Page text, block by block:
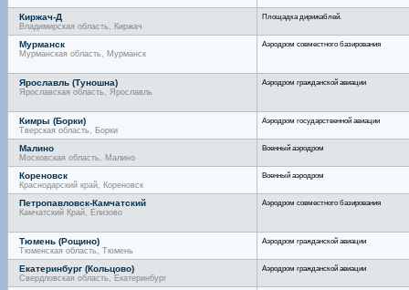
Киржач-Д
Владимирская область, Киржач
Площадка дирижаблей.
Мурманск
Мурманская область, Мурманск
Аэродром совместного базирования
Ярославль (Туношна)
Ярославская область, Ярославль
Аэродром гражданской авиации
Кимры (Борки)
Тверская область, Борки
Аэродром государственной авиации
Малино
Московская область, Малино
Военный аэродром
Кореновск
Краснодарский край, Кореновск
Военный аэродром
Петропавловск-Камчатский
Камчатский Край, Елизово
Аэродром совместного базирования
Тюмень (Рощино)
Тюменская область, Тюмень
Аэродром гражданской авиации
Екатеринбург (Кольцово)
Свердловская область, Екатеринбург
Аэродром гражданской авиации